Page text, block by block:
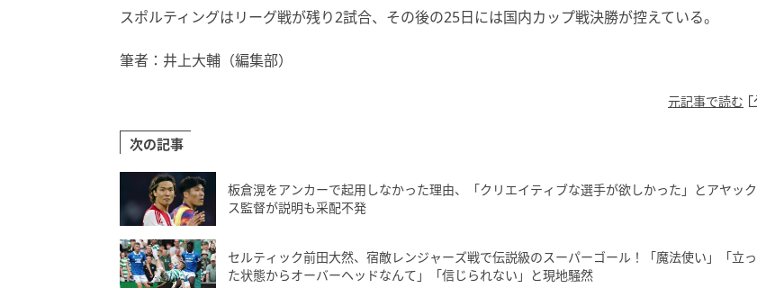
スポルティングはリーグ戦が残り2試合、その後の25日には国内カップ戦決勝が控えている。
筆者：井上大輔（編集部）
元記事で読む
次の記事
板倉滉をアンカーで起用しなかった理由、「クリエイティブな選手が欲しかった」とアヤック
ス監督が説明も采配不発
セルティック前田大然、宿敵レンジャーズ戦で伝説級のスーパーゴール！「魔法使い」「立っ
た状態からオーバーヘッドなんて」「信じられない」と現地騒然